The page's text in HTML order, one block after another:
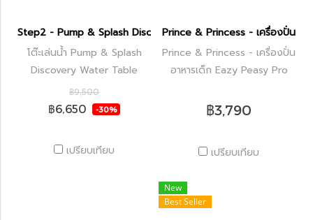
Step2 - Pump & Splash Discovery Water Table
โต๊ะเล่นน้ำ Pump & Splash
Discovery Water Table
฿9,500
฿6,650 -30%
เปรียบเทียบ
Prince & Princess - เครื่องปั่นอา
Prince & Princess - เครื่องปั่น
อาหารเด็ก Eazy Peasy Pro
฿3,790
เปรียบเทียบ
New
Best Seller